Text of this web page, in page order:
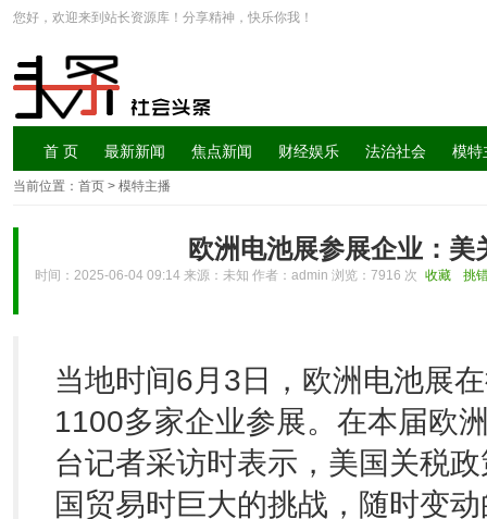
您好，欢迎来到站长资源库！分享精神，快乐你我！
首 页 最新新闻 焦点新闻 财经娱乐 法治社会 模特
当前位置： 首页 > 模特主播
欧洲电池展参展企业：
时间：2025-06-04 09:14 来源：未知 作者：admin 浏览： 7916 次 收藏 挑
当地时间6月3日，欧洲电池展
1100多家企业参展。在本届欧
台记者采访时表示，美国关税
国贸易时巨大的挑战，随时变